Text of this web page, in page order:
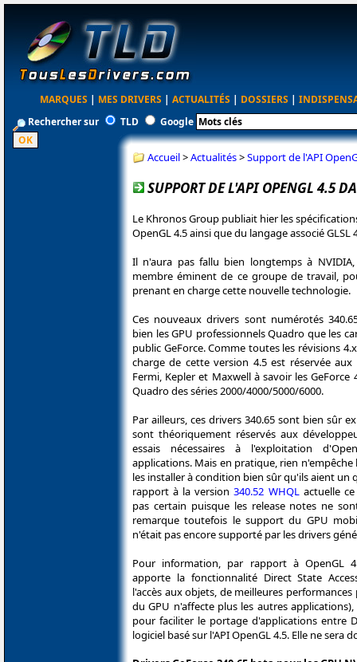
MARQUES | MES DRIVERS | ACTUALITÉS | DOSSIERS |
Rechercher sur
TLD Google
Accueil>Actualités>Support de l'API
SUPPORT DE L'API OPENGL 4.5
Le Khronos Group publiait hier les
OpenGL 4.5 ainsi que du langage associé GLSL
Il n'aura pas fallu bien longtemps à
membre éminent de ce groupe de travail,
prenant en charge cette nouvelle technologie.
Ces nouveaux drivers sont numérotés
bien les GPU professionnels Quadro que les
public GeForce. Comme toutes les révisions
charge de cette version 4.5 est réservée aux
Fermi, Kepler et Maxwell à savoir les GeForce
Quadro des séries 2000/4000/5000/6000.
Par ailleurs, ces drivers 340.65 sont bien sûr
sont théoriquement réservés aux
essais nécessaires à l'exploitation
applications. Mais en pratique, rien
les installer à condition bien sûr qu'ils aient un
rapport à la version340.52 WHQL actuelle
pas certain puisque les release notes ne
remarque toutefois le support du GPU
n'était pas encore supporté par les drivers
Pour information, par rapport à OpenGL
apporte la fonctionnalité Direct State
l'accès aux objets, de meilleures
du GPU n'affecte plus les autres
pour faciliter le portage d'applications entre
logiciel basé sur l'API OpenGL 4.5. Elle ne sera